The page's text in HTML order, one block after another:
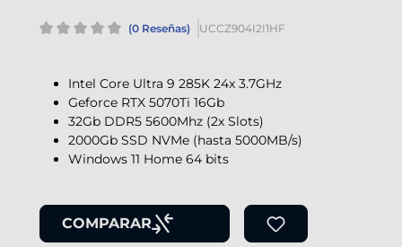
(0 Reseñas) UCCZ904I2I1HF
Intel Core Ultra 9 285K 24x 3.7GHz
Geforce RTX 5070Ti 16Gb
32Gb DDR5 5600Mhz (2x Slots)
2000Gb SSD NVMe (hasta 5000MB/s)
Windows 11 Home 64 bits
COMPARAR